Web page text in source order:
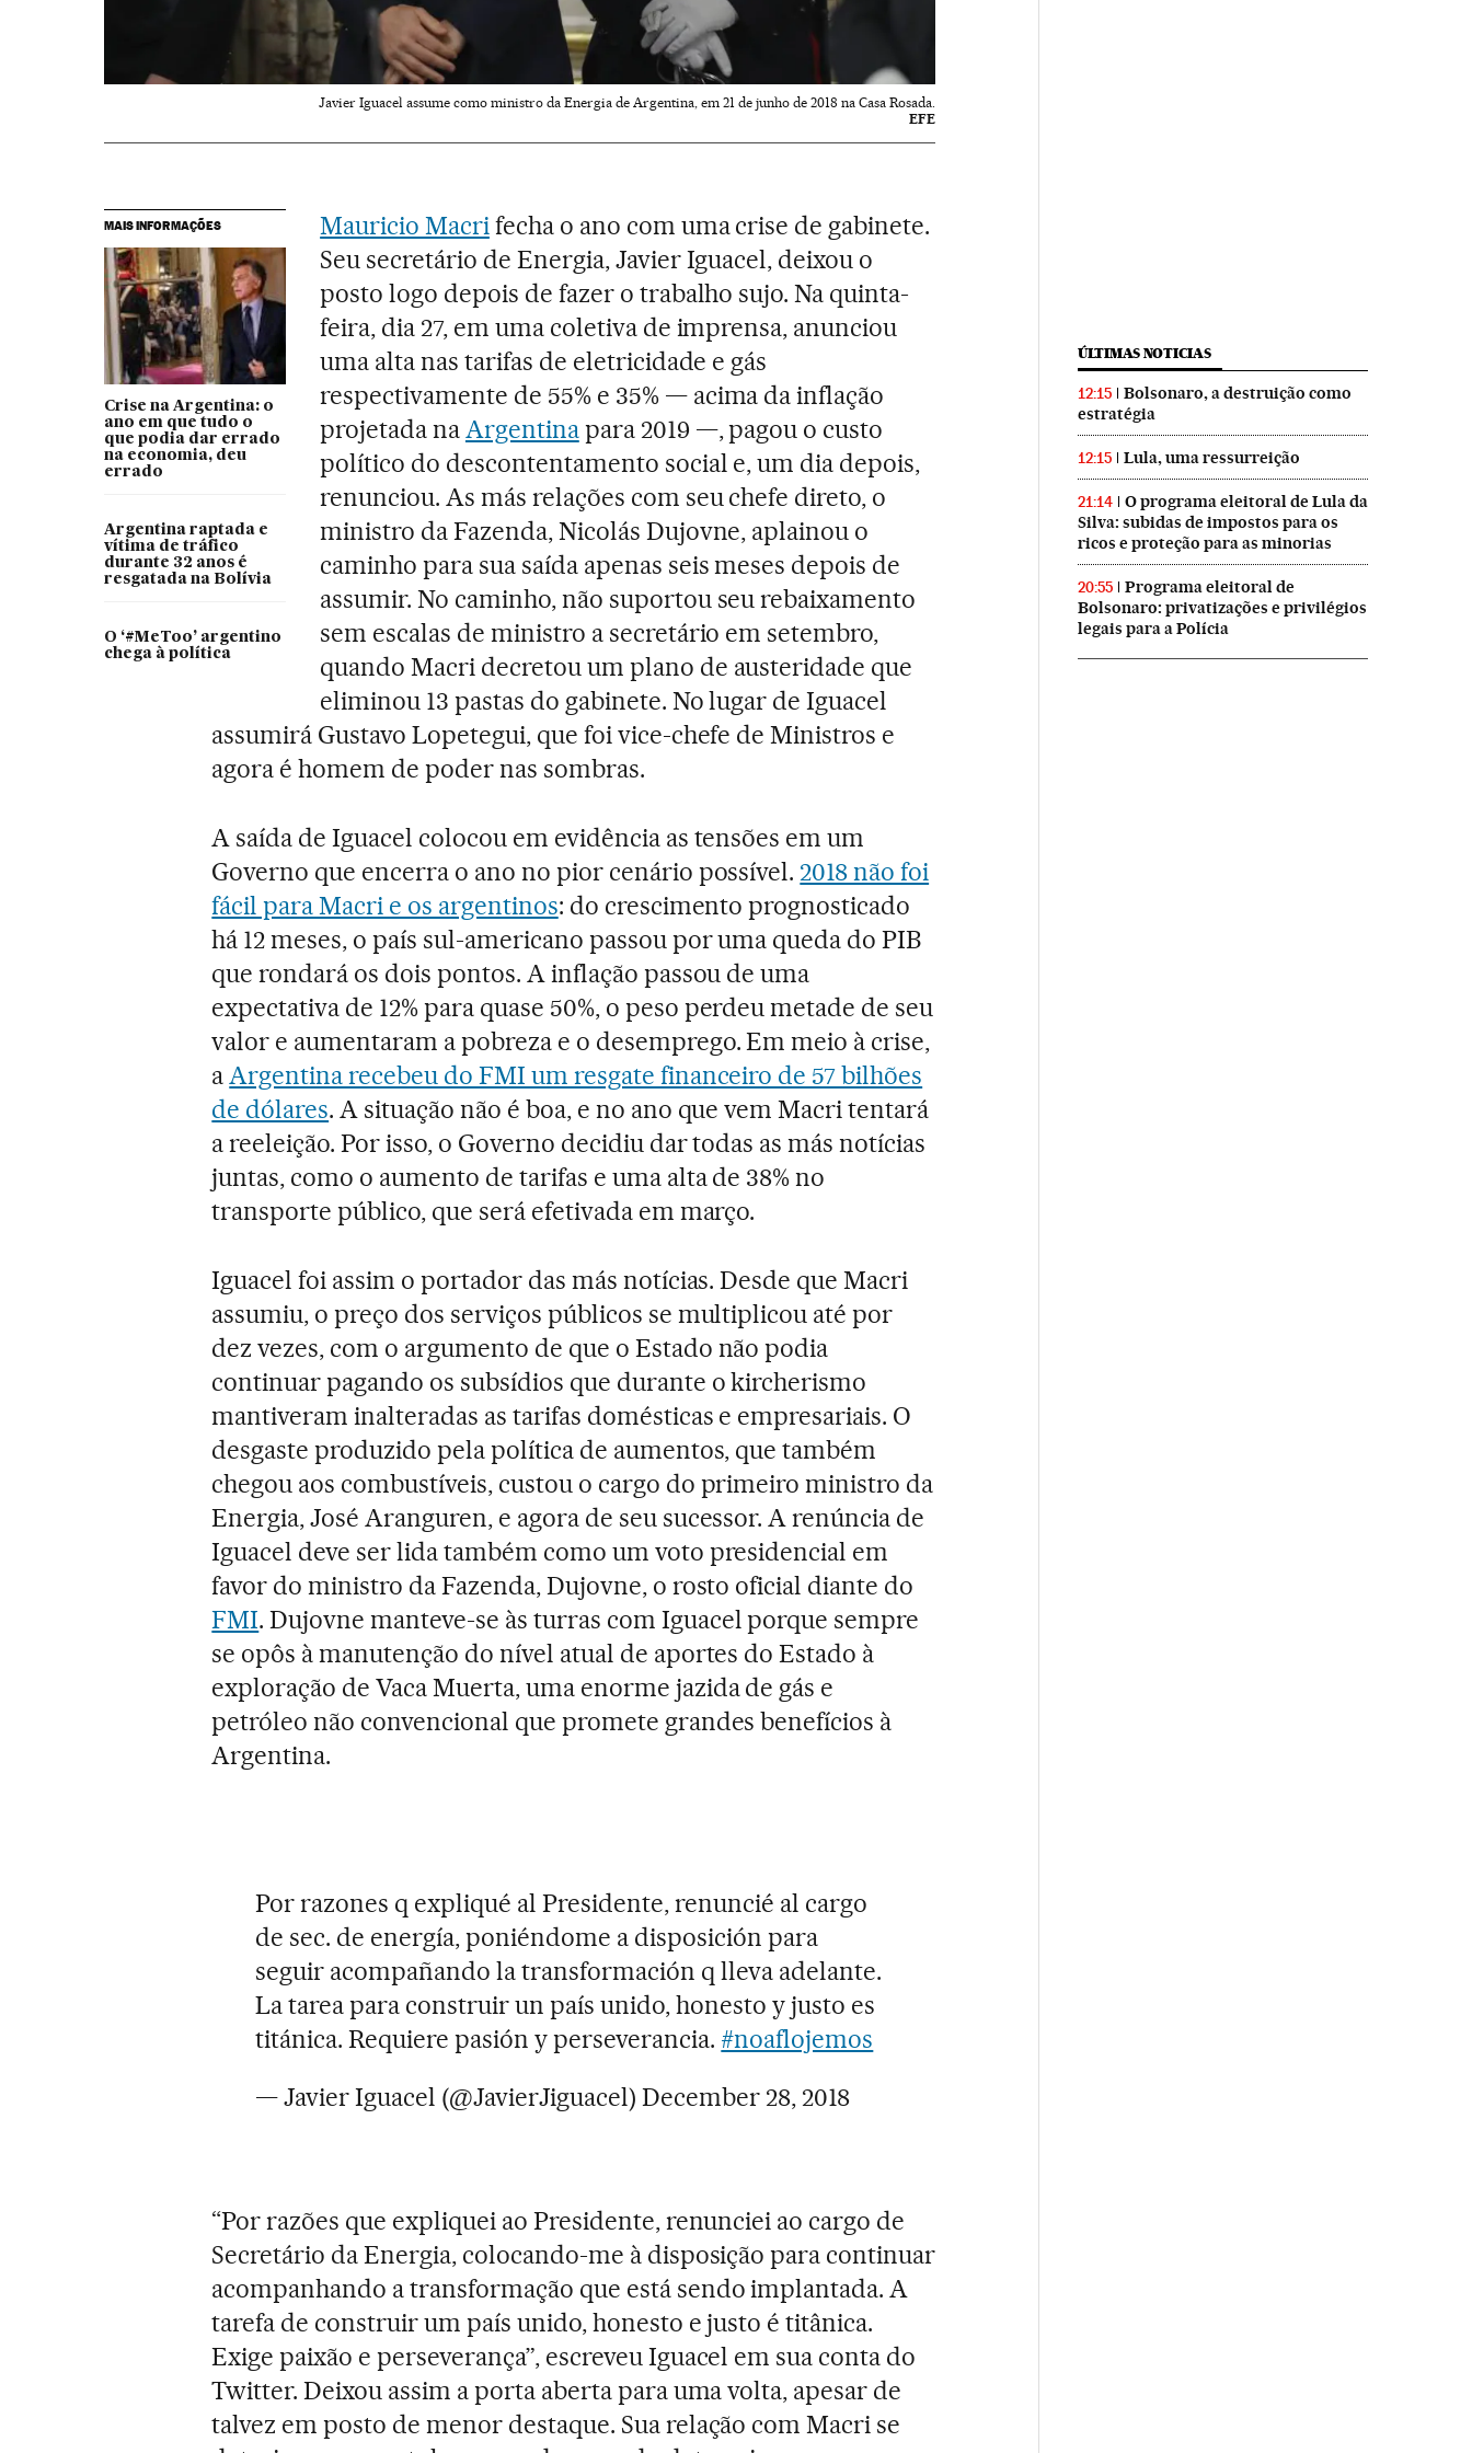
Javier Iguacel assume como ministro da Energia de Argentina, em 21 de junho de 2018 na Casa Rosada.
EFE
MAIS INFORMAÇÕES
Crise na Argentina: o
ano em que tudo o
que podia dar errado
na economia, deu
errado
Argentina raptada e
vítima de tráfico
durante 32 anos é
resgatada na Bolívia
O ‘#MeToo’ argentino
chega à política
Mauricio Macrifecha o ano com uma crise de gabinete.
Seu secretário de Energia, Javier Iguacel, deixou o
posto logo depois de fazer o trabalho sujo. Na quinta-
feira, dia 27, em uma coletiva de imprensa, anunciou
uma alta nas tarifas de eletricidade e gás
respectivamente de 55% e 35% — acima da inflação
projetada naArgentinapara 2019 —, pagou o custo
político do descontentamento social e, um dia depois,
renunciou. As más relações com seu chefe direto, o
ministro da Fazenda, Nicolás Dujovne, aplainou o
caminho para sua saída apenas seis meses depois de
assumir. No caminho, não suportou seu rebaixamento
sem escalas de ministro a secretário em setembro,
quando Macri decretou um plano de austeridade que
eliminou 13 pastas do gabinete. No lugar de Iguacel
assumirá Gustavo Lopetegui, que foi vice-chefe de Ministros e
agora é homem de poder nas sombras.
A saída de Iguacel colocou em evidência as tensões em um
Governo que encerra o ano no pior cenário possível.2018 não foi
fácil para Macri e os argentinos: do crescimento prognosticado
há 12 meses, o país sul-americano passou por uma queda do PIB
que rondará os dois pontos. A inflação passou de uma
expectativa de 12% para quase 50%, o peso perdeu metade de seu
valor e aumentaram a pobreza e o desemprego. Em meio à crise,
aArgentina recebeu do FMI um resgate financeiro de 57 bilhões
de dólares. A situação não é boa, e no ano que vem Macri tentará
a reeleição. Por isso, o Governo decidiu dar todas as más notícias
juntas, como o aumento de tarifas e uma alta de 38% no
transporte público, que será efetivada em março.
Iguacel foi assim o portador das más notícias. Desde que Macri
assumiu, o preço dos serviços públicos se multiplicou até por
dez vezes, com o argumento de que o Estado não podia
continuar pagando os subsídios que durante o kircherismo
mantiveram inalteradas as tarifas domésticas e empresariais. O
desgaste produzido pela política de aumentos, que também
chegou aos combustíveis, custou o cargo do primeiro ministro da
Energia, José Aranguren, e agora de seu sucessor. A renúncia de
Iguacel deve ser lida também como um voto presidencial em
favor do ministro da Fazenda, Dujovne, o rosto oficial diante do
FMI. Dujovne manteve-se às turras com Iguacel porque sempre
se opôs à manutenção do nível atual de aportes do Estado à
exploração de Vaca Muerta, uma enorme jazida de gás e
petróleo não convencional que promete grandes benefícios à
Argentina.
Por razones q expliqué al Presidente, renuncié al cargo
de sec. de energía, poniéndome a disposición para
seguir acompañando la transformación q lleva adelante.
La tarea para construir un país unido, honesto y justo es
titánica. Requiere pasión y perseverancia. #noaflojemos
— Javier Iguacel (@JavierJiguacel)December 28, 2018
“Por razões que expliquei ao Presidente, renunciei ao cargo de
Secretário da Energia, colocando-me à disposição para continuar
acompanhando a transformação que está sendo implantada. A
tarefa de construir um país unido, honesto e justo é titânica.
Exige paixão e perseverança”, escreveu Iguacel em sua conta do
Twitter. Deixou assim a porta aberta para uma volta, apesar de
talvez em posto de menor destaque. Sua relação com Macri se
ÚLTIMAS NOTICIAS
12:15
Bolsonaro, a destruição como
estratégia
12:15 Lula, uma ressurreição
21:14
O programa eleitoral de Lula da
Silva: subidas de impostos para os
ricos e proteção para as minorias
20:55
Programa eleitoral de
Bolsonaro: privatizações e privilégios
legais para a Polícia